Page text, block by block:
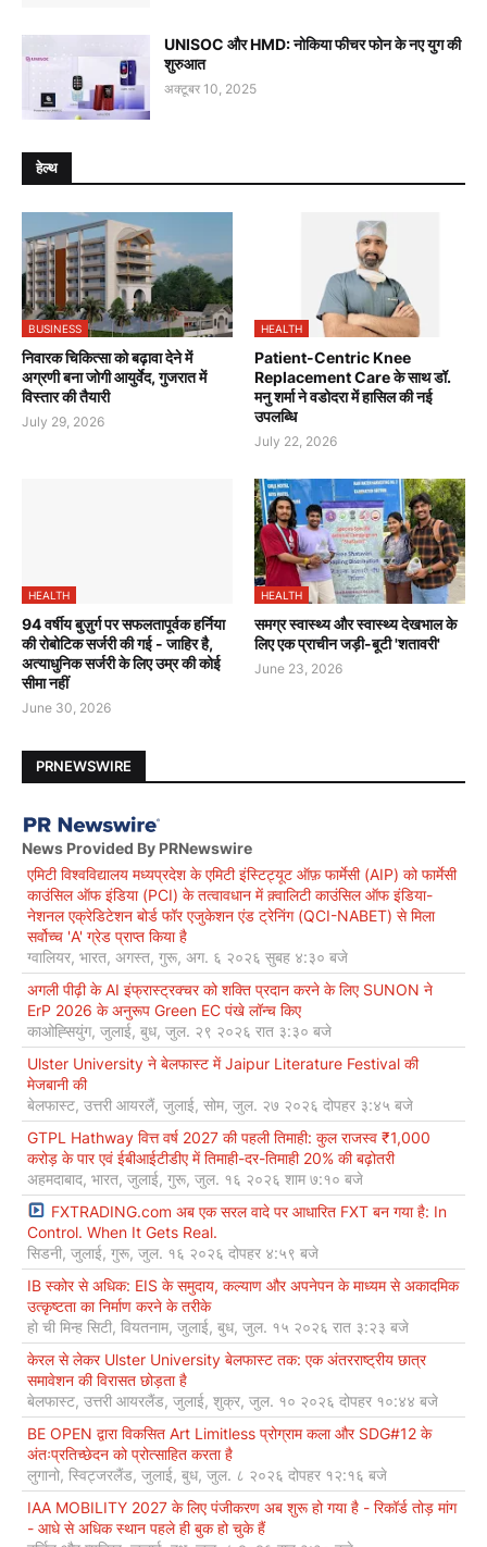
UNISOC और HMD: नोकिया फीचर फोन के नए युग की
शुरुआत
अक्टूबर 10, 2025
हेल्थ
BUSINESS
निवारक चिकित्सा को बढ़ावा देने में
अग्रणी बना जोगी आयुर्वेद, गुजरात में
विस्तार की तैयारी
July 29, 2026
HEALTH
Patient-Centric Knee
Replacement Care के साथ डॉ.
मनु शर्मा ने वडोदरा में हासिल की नई
उपलब्धि
July 22, 2026
HEALTH
94 वर्षीय बुज़ुर्ग पर सफलतापूर्वक हर्निया
की रोबोटिक सर्जरी की गई - जाहिर है,
अत्याधुनिक सर्जरी के लिए उम्र की कोई
सीमा नहीं
June 30, 2026
HEALTH
समग्र स्वास्थ्य और स्वास्थ्य देखभाल के
लिए एक प्राचीन जड़ी-बूटी 'शतावरी'
June 23, 2026
PRNEWSWIRE
News Provided By PRNewswire
एमिटी विश्वविद्यालय मध्यप्रदेश के एमिटी इंस्टिट्यूट ऑफ़ फार्मेसी (AIP) को फार्मेसी
काउंसिल ऑफ इंडिया (PCI) के तत्वावधान में क़्वालिटी काउंसिल ऑफ इंडिया-
नेशनल एक्रेडिटेशन बोर्ड फॉर एजुकेशन एंड ट्रेनिंग (QCI-NABET) से मिला
सर्वोच्च 'A' ग्रेड प्राप्त किया है
ग्वालियर, भारत, अगस्त, गुरू, अग. ६ २०२६ सुबह ४:३० बजे
अगली पीढ़ी के AI इंफ्रास्ट्रक्चर को शक्ति प्रदान करने के लिए SUNON ने
ErP 2026 के अनुरूप Green EC पंखे लॉन्च किए
काओह्सियुंग, जुलाई, बुध, जुल. २९ २०२६ रात ३:३० बजे
Ulster University ने बेलफास्ट में Jaipur Literature Festival की
मेजबानी की
बेलफास्ट, उत्तरी आयरलैं, जुलाई, सोम, जुल. २७ २०२६ दोपहर ३:४५ बजे
GTPL Hathway वित्त वर्ष 2027 की पहली तिमाही: कुल राजस्व ₹1,000
करोड़ के पार एवं ईबीआईटीडीए में तिमाही-दर-तिमाही 20% की बढ़ोतरी
अहमदाबाद, भारत, जुलाई, गुरू, जुल. १६ २०२६ शाम ७:१० बजे
FXTRADING.com अब एक सरल वादे पर आधारित FXT बन गया है: In
Control. When It Gets Real.
सिडनी, जुलाई, गुरू, जुल. १६ २०२६ दोपहर ४:५९ बजे
IB स्कोर से अधिक: EIS के समुदाय, कल्याण और अपनेपन के माध्यम से अकादमिक
उत्कृष्टता का निर्माण करने के तरीके
हो ची मिन्ह सिटी, वियतनाम, जुलाई, बुध, जुल. १५ २०२६ रात ३:२३ बजे
केरल से लेकर Ulster University बेलफास्ट तक: एक अंतरराष्ट्रीय छात्र
समावेशन की विरासत छोड़ता है
बेलफास्ट, उत्तरी आयरलैंड, जुलाई, शुक्र, जुल. १० २०२६ दोपहर १०:४४ बजे
BE OPEN द्वारा विकसित Art Limitless प्रोग्राम कला और SDG#12 के
अंतःप्रतिच्छेदन को प्रोत्साहित करता है
लुगानो, स्विट्जरलैंड, जुलाई, बुध, जुल. ८ २०२६ दोपहर १२:१६ बजे
IAA MOBILITY 2027 के लिए पंजीकरण अब शुरू हो गया है - रिकॉर्ड तोड़ मांग
- आधे से अधिक स्थान पहले ही बुक हो चुके हैं